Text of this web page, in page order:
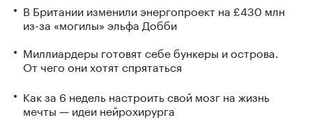
В Британии изменили энергопроект на £430 млн
из-за «могилы» эльфа Добби
Миллиардеры готовят себе бункеры и острова.
От чего они хотят спрятаться
Как за 6 недель настроить свой мозг на жизнь
мечты — идеи нейрохирурга